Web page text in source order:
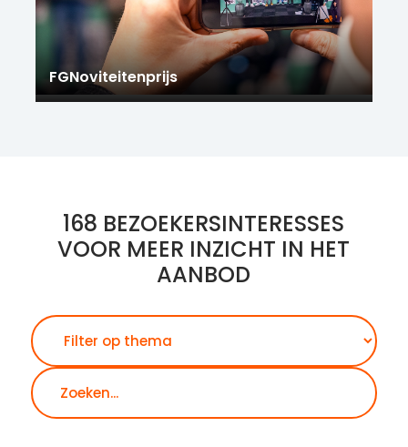
FGNoviteitenprijs
168 BEZOEKERSINTERESSES
VOOR MEER INZICHT IN HET
AANBOD